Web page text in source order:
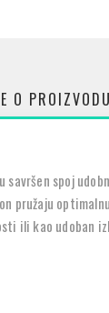
O PROIZVODU
savršen spoj
pružaju
ili kao